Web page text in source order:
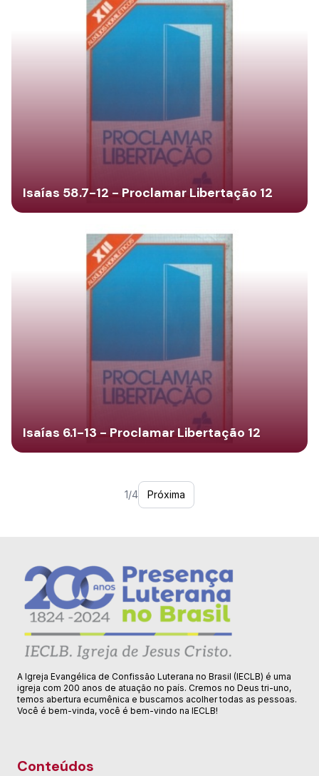
Isaías 58.7-12 - Proclamar Libertação 12
Isaías 6.1-13 - Proclamar Libertação 12
1/4 Próxima
A Igreja Evangélica de Confissão Luterana no Brasil (IECLB) é uma
igreja com 200 anos de atuação no país. Cremos no Deus tri-uno,
temos abertura ecumênica e buscamos acolher todas as pessoas.
Você é bem-vinda, você é bem-vindo na IECLB!
Conteúdos